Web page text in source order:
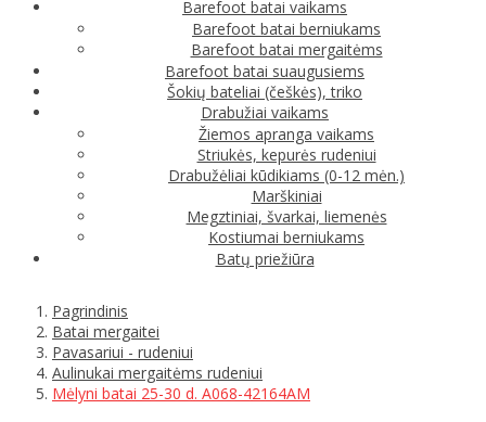
Barefoot batai vaikams
Barefoot batai berniukams
Barefoot batai mergaitėms
Barefoot batai suaugusiems
Šokių bateliai (češkės), triko
Drabužiai vaikams
Žiemos apranga vaikams
Striukės, kepurės rudeniui
Drabužėliai kūdikiams (0-12 mėn.)
Marškiniai
Megztiniai, švarkai, liemenės
Kostiumai berniukams
Batų priežiūra
Pagrindinis
Batai mergaitei
Pavasariui - rudeniui
Aulinukai mergaitėms rudeniui
Mėlyni batai 25-30 d. A068-42164AM